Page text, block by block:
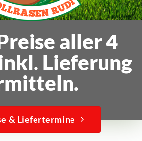
aller 4
Lieferung
& Liefertermine